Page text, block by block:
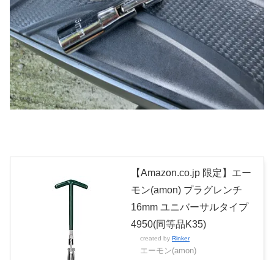
【Amazon.co.jp 限定】エー
モン(amon) プラグレンチ
16mm ユニバーサルタイプ
4950(同等品K35)
created by Rinker
エーモン(amon)